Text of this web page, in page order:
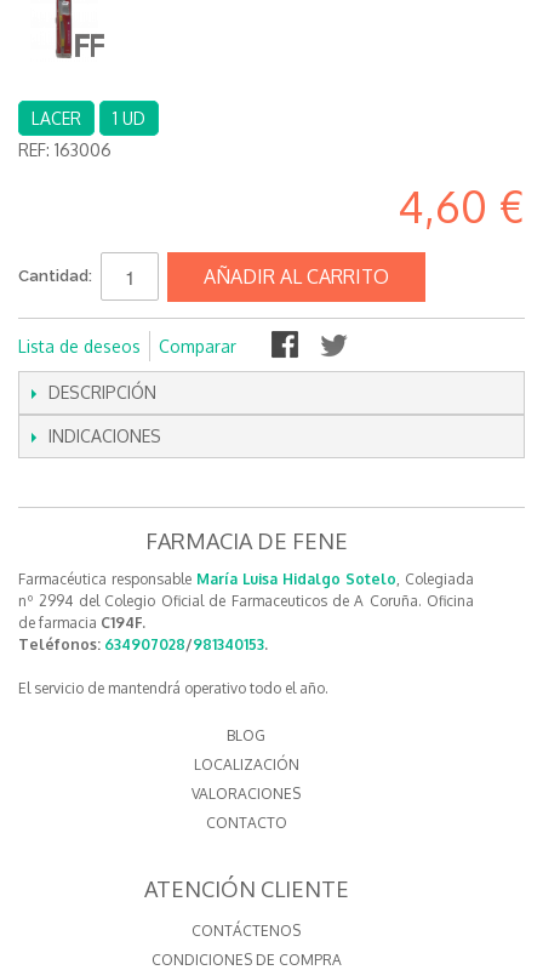
LACER
1 UD
REF: 163006
4,60 €
Cantidad: AÑADIR AL CARRITO
Lista de deseos Comparar
DESCRIPCIÓN
INDICACIONES
FARMACIA DE FENE
Farmacéutica responsable María Luisa Hidalgo Sotelo, Colegiada
nº 2994 del Colegio Oficial de Farmaceuticos de A Coruña. Oficina
de farmacia C194F.
Teléfonos: 634907028/981340153.
El servicio de mantendrá operativo todo el año.
BLOG
LOCALIZACIÓN
VALORACIONES
CONTACTO
ATENCIÓN CLIENTE
CONTÁCTENOS
CONDICIONES DE COMPRA